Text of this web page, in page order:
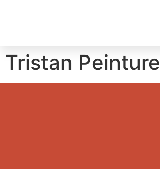
Tristan Peinture